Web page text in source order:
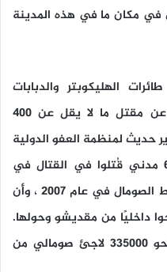
مكان ما في هذه المدينة
الهليكوبتر والدبابات
لتدمير أحياء بأكملها ، مما أسفر عن مقتل ما لا يقل عن 400
لمنظمة العفو الدولية
عن الصومال إلى أن “حوالي 6000 مدني قُتلوا في القتال في
العاصمة مقديشو وعبر جنوب ووسط الصومال في عام 2007 ، وأن
نزحوا داخليًا من مقديشو وحولها.
بالإضافة إلى ذلك ، فر ما يقدر بنحو 335000 لاجئ صومالي من